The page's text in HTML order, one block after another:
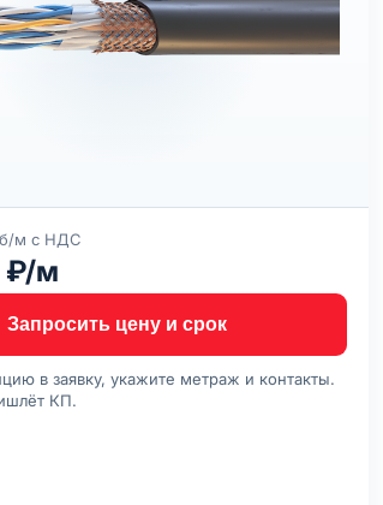
м с НДС
₽/м
Запросить цену и срок
в заявку, укажите метраж и контакты.
КП.